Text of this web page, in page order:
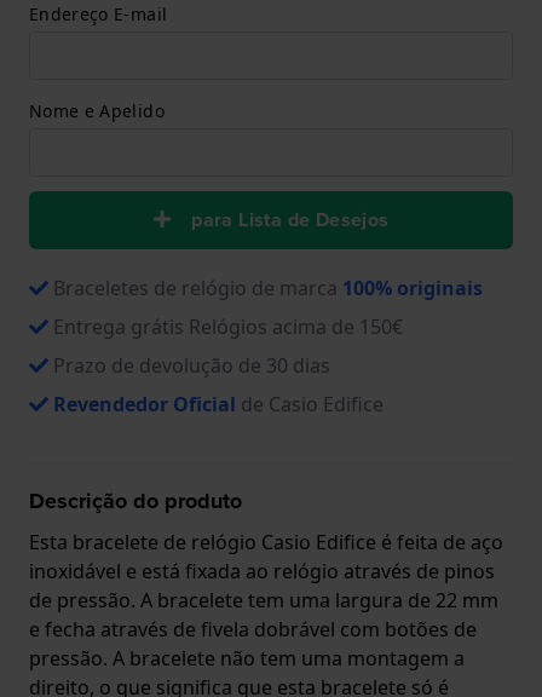
Endereço E-mail
Nome e Apelido
para Lista de Desejos
Braceletes de relógio de marca 100% originais
Entrega grátis Relógios acima de 150€
Prazo de devolução de 30 dias
Revendedor Oficial de Casio Edifice
Descrição do produto
Esta bracelete de relógio Casio Edifice é feita de aço
inoxidável e está fixada ao relógio através de pinos
de pressão. A bracelete tem uma largura de 22 mm
e fecha através de fivela dobrável com botões de
pressão. A bracelete não tem uma montagem a
direito, o que significa que esta bracelete só é